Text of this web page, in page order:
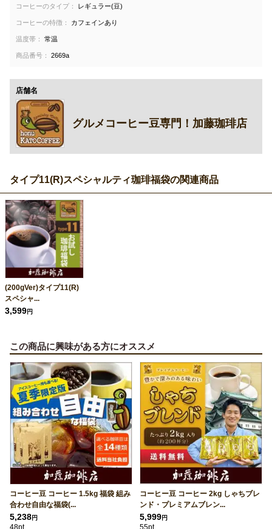
コーヒーのタイプ： レギュラー(豆)
コーヒーの特徴： カフェインあり
温度帯： 常温
商品番号： 2669a
店舗名
グルメコーヒー豆専門！加藤珈琲店
タイプ11(R)スペシャルティ珈琲福袋の関連商品
(200gVer)タイプ11(R)
スペシャ...
3,599円
この商品に興味がある方にオススメ
コーヒー豆 コーヒー 1.5kg 福袋 組み
合わせ自由な福袋(...
5,238円
コーヒー豆 コーヒー 2kg しゃちブレ
ンド・プレミアムブレン...
5,999円